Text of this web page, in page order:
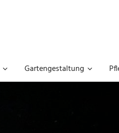
Gartengestaltung